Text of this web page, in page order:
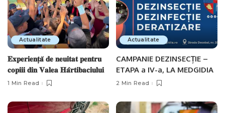
Actualitate
𝐄𝐱𝐩𝐞𝐫𝐢𝐞𝐧𝐭̦𝐚̆ 𝐝𝐞 𝐧𝐞𝐮𝐢𝐭𝐚𝐭 𝐩𝐞𝐧𝐭𝐫𝐮
𝐜𝐨𝐩𝐢𝐢𝐢 𝐝𝐢𝐧 𝐕𝐚𝐥𝐞𝐚 𝐇𝐚̂𝐫𝐭𝐢𝐛𝐚𝐜𝐢𝐮𝐥𝐮𝐢
1 Min Read
Actualitate
CAMPANIE DEZINSECȚIE –
ETAPA a IV-a, LA MEDGIDIA
2 Min Read